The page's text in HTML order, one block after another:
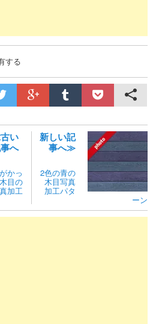
する
い
へ
かっ
目の
加工
新しい記
事へ≫
2色の青の
木目写真
加工パタ
ーン